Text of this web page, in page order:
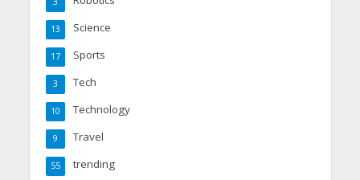
Science
13
Sports
17
Tech
3
Technology
10
Travel
9
trending
55